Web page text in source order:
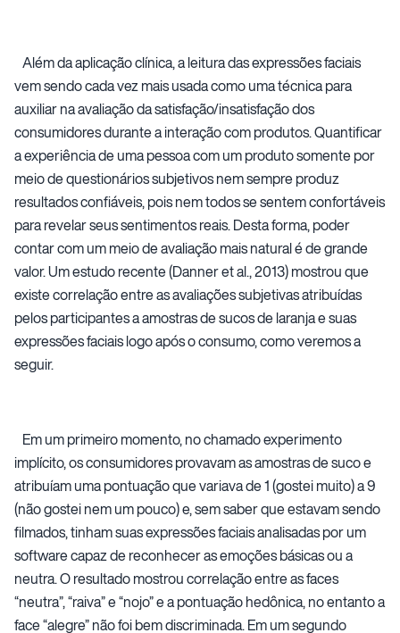
Além da aplicação clínica, a leitura das expressões faciais
vem sendo cada vez mais usada como uma técnica para
auxiliar na avaliação da satisfação/insatisfação dos
consumidores durante a interação com produtos. Quantificar
a experiência de uma pessoa com um produto somente por
meio de questionários subjetivos nem sempre produz
resultados confiáveis, pois nem todos se sentem confortáveis
para revelar seus sentimentos reais. Desta forma, poder
contar com um meio de avaliação mais natural é de grande
valor. Um estudo recente (Danner et al., 2013) mostrou que
existe correlação entre as avaliações subjetivas atribuídas
pelos participantes a amostras de sucos de laranja e suas
expressões faciais logo após o consumo, como veremos a
seguir.
Em um primeiro momento, no chamado experimento
implícito, os consumidores provavam as amostras de suco e
atribuíam uma pontuação que variava de 1 (gostei muito) a 9
(não gostei nem um pouco) e, sem saber que estavam sendo
filmados, tinham suas expressões faciais analisadas por um
software capaz de reconhecer as emoções básicas ou a
neutra. O resultado mostrou correlação entre as faces
“neutra”, “raiva” e “nojo” e a pontuação hedônica, no entanto a
face “alegre” não foi bem discriminada. Em um segundo